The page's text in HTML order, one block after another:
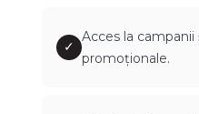
✓
Acces la campanii
promoționale.